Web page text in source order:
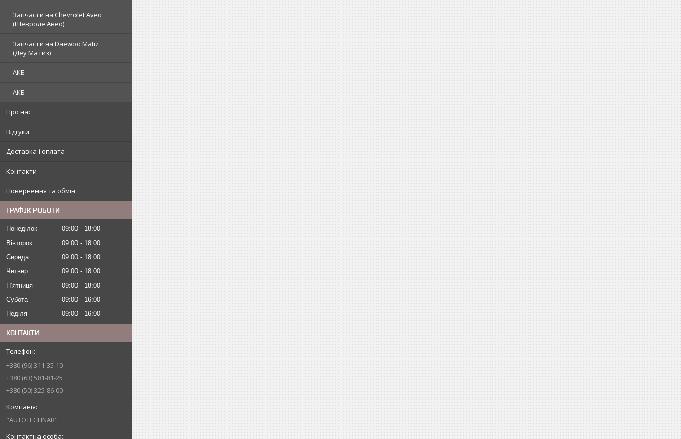
Запчасти на Chevrolet Aveo
(Шевроле Авео)
Запчасти на Daewoo Matiz
(Деу Матиз)
АКБ
АКБ
Про нас
Відгуки
Доставка і оплата
Контакти
Повернення та обмін
ГРАФІК РОБОТИ
Понеділок 09:00
18:00
Вівторок
09:00
18:00
Середа
09:00
18:00
Четвер
09:00
18:00
Пʼятниця
09:00
18:00
Субота
09:00
16:00
Неділя
09:00 16:00
КОНТАКТИ
+380 (96) 311-35-10
+380 (63) 581-81-25
+380 (50) 325-86-00
"AUTOTECHNAR"